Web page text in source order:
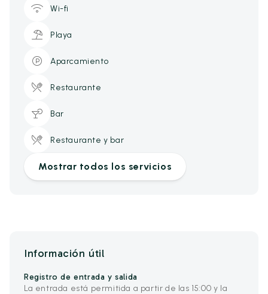
Wi-fi
Playa
Aparcamiento
Restaurante
Bar
Restaurante y bar
Mostrar todos los servicios
Información útil
Registro de entrada y salida
La entrada está permitida a partir de las 15:00 y la